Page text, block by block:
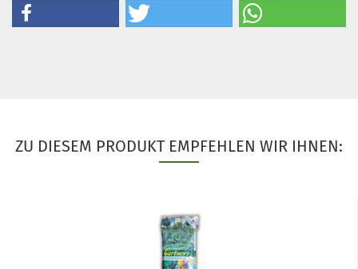
ZU DIESEM PRODUKT EMPFEHLEN WIR IHNEN: